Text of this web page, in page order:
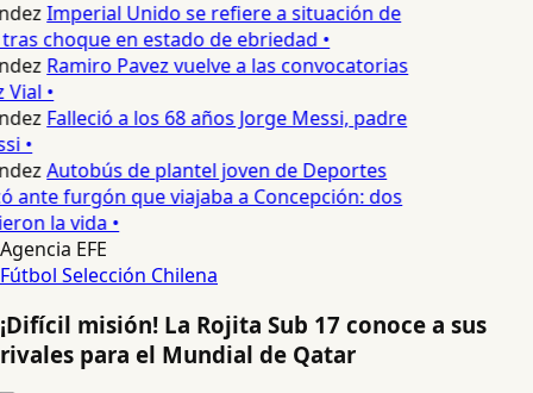
Imperial Unido se refiere a situación de
choque en estado de ebriedad •
Ramiro Pavez vuelve a las convocatorias
•
Falleció a los 68 años Jorge Messi, padre
•
Autobús de plantel joven de Deportes
ante furgón que viajaba a Concepción: dos
la vida •
Agencia EFE
Fútbol Selección Chilena
¡Difícil misión! La Rojita Sub 17 conoce a sus
rivales para el Mundial de Qatar